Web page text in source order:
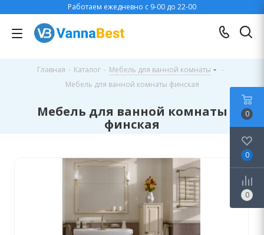
Работаем ежедневно с 9-00 до 22-00
Главная - Каталог - Мебель для ванной комнаты
-
Мебель для ванной комнаты финская
Мебель для ванной комнаты
финская
0
0
0